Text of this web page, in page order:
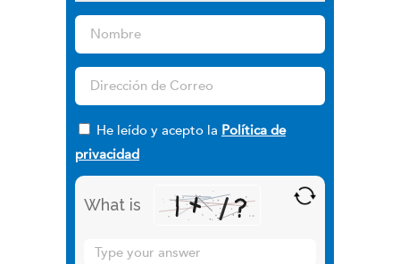
He leído y acepto la Política de
privacidad
What is
Solve